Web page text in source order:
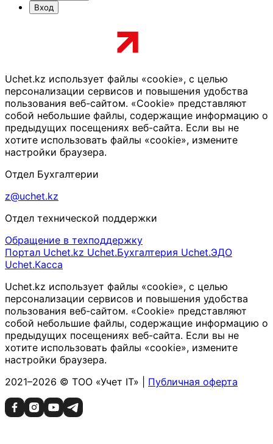
Вход
Uchet.kz использует файлы «cookie», с целью
персонализации сервисов и повышения удобства
пользования веб-сайтом. «Cookie» представляют
собой небольшие файлы, содержащие информацию о
предыдущих посещениях веб-сайта. Если вы не
хотите использовать файлы «cookie», измените
настройки браузера.
Отдел Бухгалтерии
z@uchet.kz
Отдел технической поддержки
Обращение в техподдержку
Портал Uchet.kz Uchet.Бухгалтерия Uchet.ЭДО
Uchet.Касса
Uchet.kz использует файлы «cookie», с целью
персонализации сервисов и повышения удобства
пользования веб-сайтом. «Cookie» представляют
собой небольшие файлы, содержащие информацию о
предыдущих посещениях веб-сайта. Если вы не
хотите использовать файлы «cookie», измените
настройки браузера.
2021–2026 © ТОО «Учет IT» | Публичная оферта